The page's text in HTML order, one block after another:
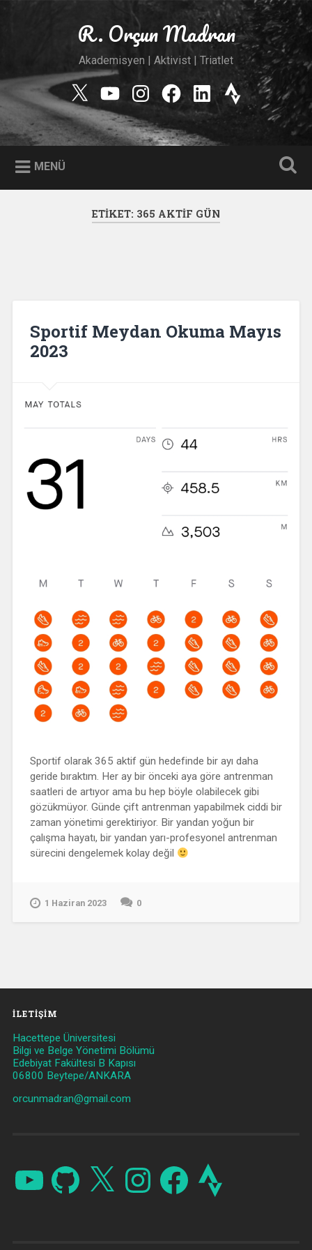
R. Orçun Madran
Akademisyen | Aktivist | Triatlet
TwitterYouTube
Instagram
Facebook
Linkedin
Strava
MENÜ
ETIKET: 365 AKTIF GÜN
Sportif Meydan Okuma Mayıs
2023
Sportif olarak 365 aktif gün hedefinde bir ayı daha
geride bıraktım. Her ay bir önceki aya göre antrenman
saatleri de artıyor ama bu hep böyle olabilecek gibi
gözükmüyor. Günde çift antrenman yapabilmek ciddi bir
zaman yönetimi gerektiriyor. Bir yandan yoğun bir
çalışma hayatı, bir yandan yarı-profesyonel antrenman
sürecini dengelemek kolay değil
1 Haziran 2023 0
İLETIŞIM
Hacettepe Üniversitesi
Bilgi ve Belge Yönetimi Bölümü
Edebiyat Fakültesi B Kapısı
06800 Beytepe/ANKARA
orcunmadran@gmail.com
YouTube GitHub X InstagramFacebook Strava